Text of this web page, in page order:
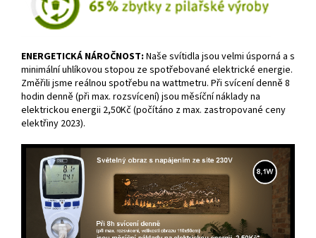
ENERGETICKÁ NÁROČNOST: Naše svítidla jsou velmi úsporná a s
minimální uhlíkovou stopou ze spotřebované elektrické energie.
Změřili jsme reálnou spotřebu na wattmetru. Při svícení denně 8
hodin denně (při max. rozsvícení) jsou měsíční náklady na
elektrickou energii 2,50Kč (počítáno z max. zastropované ceny
elektřiny 2023).